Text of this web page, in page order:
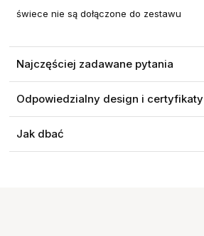
świece nie są dołączone do zestawu
Najczęściej zadawane pytania
Odpowiedzialny design i certyfikaty
Jak dbać